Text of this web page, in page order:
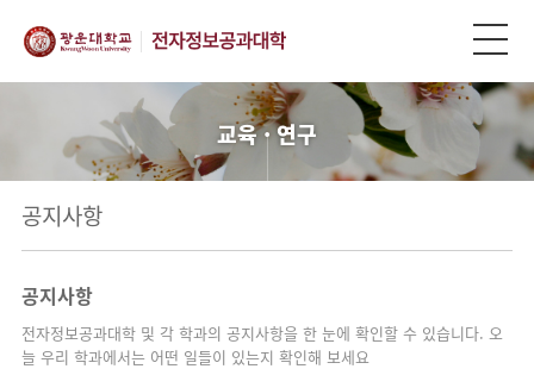
교육 · 연구
공지사항
공지사항
전자정보공과대학 및 각 학과의 공지사항을 한 눈에 확인할 수 있습니다. 오
늘 우리 학과에서는 어떤 일들이 있는지 확인해 보세요